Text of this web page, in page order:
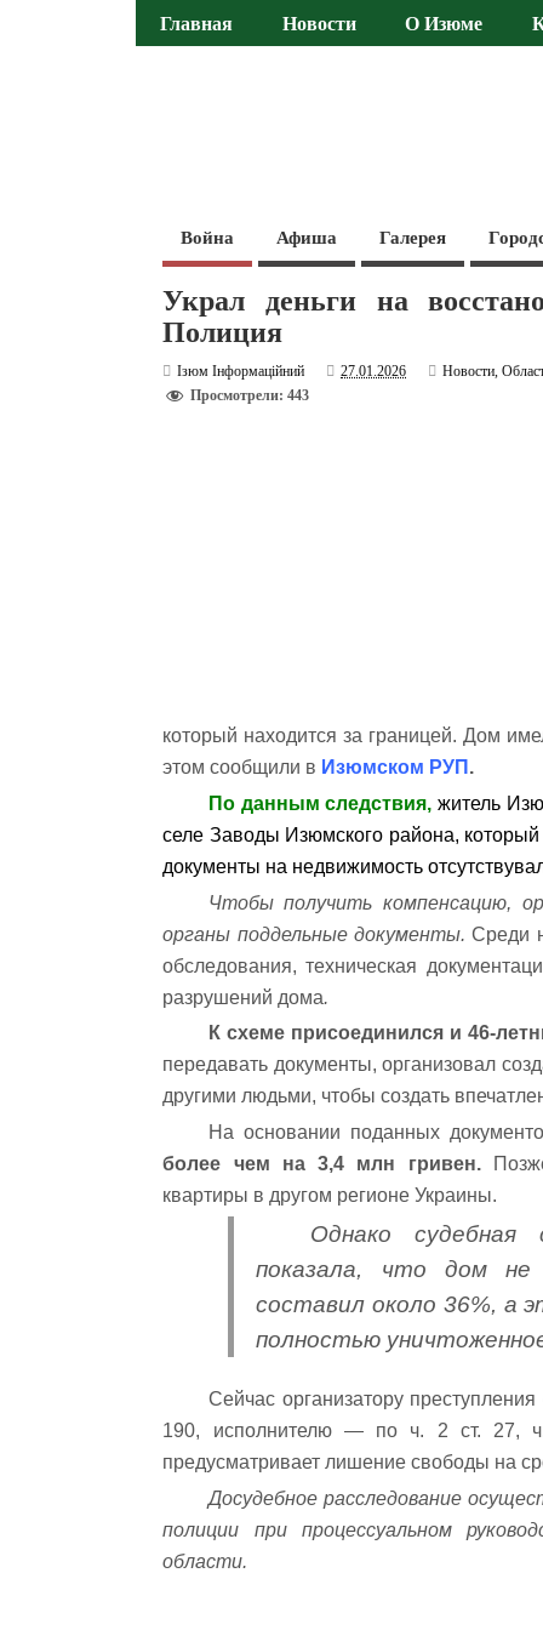
Главная Новости О Изюме
Война Афиша Галерея
Украл деньги на
Полиция
Ізюм Інформаційний 27.01.2026 Новости,
Просмотрели: 443
который находится за границей. Дом
этом сообщили в Изюмском РУП .
По данным следствия, житель
селе Заводы Изюмского района,
документы на недвижимость
Чтобы получить компенсацию,
органы поддельные документы.Среди
обследования, техническая
разрушений дома.
К схеме присоединился и 46-
передавать документы, организовал
другими людьми, чтобы создать
На основании поданных
более чем на 3,4 млн гривен.
квартиры в другом регионе Украины.
Однако судебная
показала, что дом не
составил около 36%, а
полностью
Сейчас организатору
190, исполнителю — по ч. 2 ст. 27,
предусматривает лишение свободы на
Досудебное расследование
полиции при процессуальном
области.